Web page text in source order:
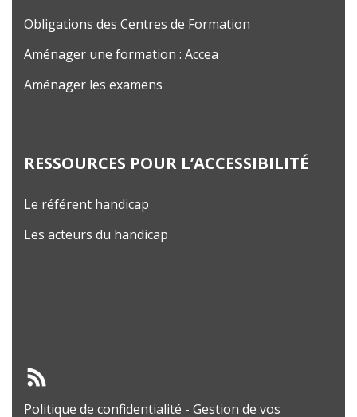
Obligations des Centres de Formation
Aménager une formation : Accea
Aménager les examens
RESSOURCES POUR L’ACCESSIBILITÉ
Le référent handicap
Les acteurs du handicap
Politique de confidentialité - Gestion de vos